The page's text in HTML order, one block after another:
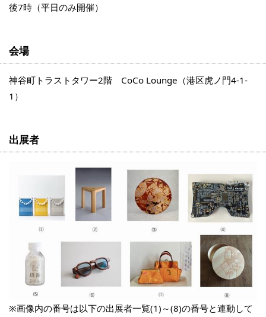
後7時（平日のみ開催）
会場
神谷町トラストタワー2階 CoCo Lounge（港区虎ノ門4-1-
1）
出展者
※画像内の番号は以下の出展者一覧(1)～(8)の番号と連動して